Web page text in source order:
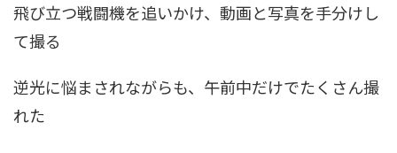
飛び立つ戦闘機を追いかけ、動画と写真を手分けし
て撮る
逆光に悩まされながらも、午前中だけでたくさん撮
れた